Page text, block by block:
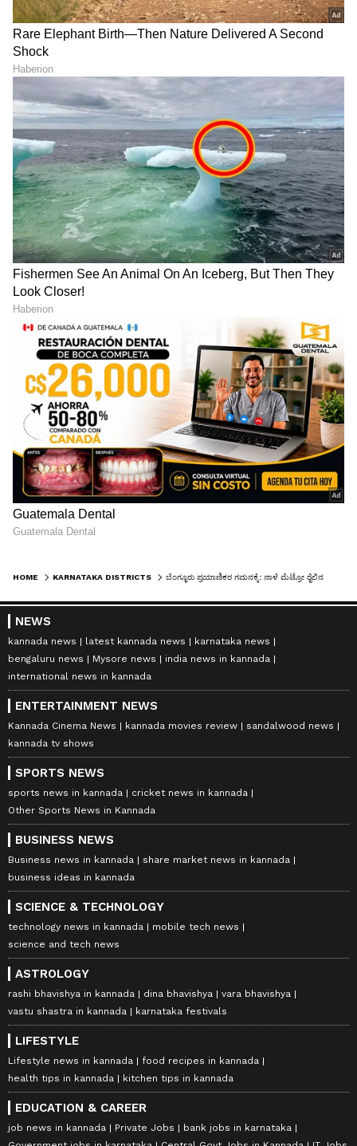
HOME KARNATAKA DISTRICTS
NEWS
kannada news latest kannada news
karnataka news
bengaluru news
Mysore news
india news in kannada
international news in kannada
ENTERTAINMENT NEWS
Kannada Cinema News kannada movies review
sandalwood news
kannada tv shows
SPORTS NEWS
sports news in kannada
cricket news in kannada
Other Sports News in Kannada
BUSINESS NEWS
Business news in kannada
share market news in kannada
business ideas in kannada
SCIENCE & TECHNOLOGY
technology news in kannada
mobile tech news
science and tech news
ASTROLOGY
rashi bhavishya in kannada dina bhavishya
vara bhavishya
vastu shastra in kannada
karnataka festivals
LIFESTYLE
Lifestyle news in kannada
food recipes in kannada
health tips in kannada
kitchen tips in kannada
EDUCATION & CAREER
job news in kannada Private Jobs
bank jobs in karnataka